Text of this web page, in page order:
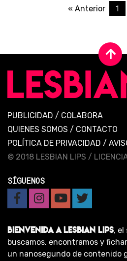
« Anterior 1
PUBLICIDAD / COLABORA
QUIENES SOMOS / CONTACTO
POLÍTICA DE PRIVACIDAD /
© 2018 LESBIAN LIPS /
SÍGUENOS
BIENVENIDA A LESBIAN LIPS,
buscamos, encontramos y
un nanosegundo de contenido